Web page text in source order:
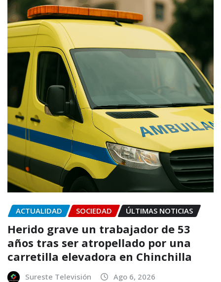
ACTUALIDAD SOCIEDAD ÚLTIMAS NOTICIAS
Herido grave un trabajador de 53
años tras ser atropellado por una
carretilla elevadora en Chinchilla
Sureste Televisión Ago 6, 2026